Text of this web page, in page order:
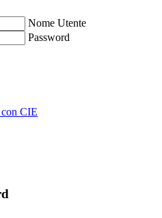
Nome Utente
Password
CIE